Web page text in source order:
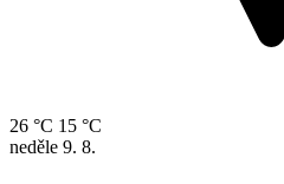
26 °C 15 °C
neděle 9. 8.